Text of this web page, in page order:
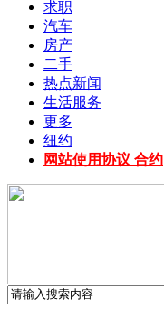
求职
汽车
房产
二手
热点新闻
生活服务
更多
纽约
网站使用协议 合约